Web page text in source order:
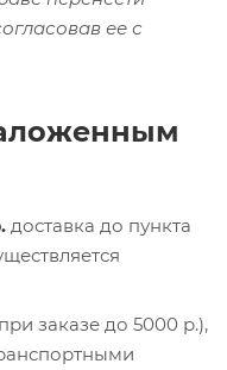
ее с
доставка до пункта
заказе до 5000 р.),